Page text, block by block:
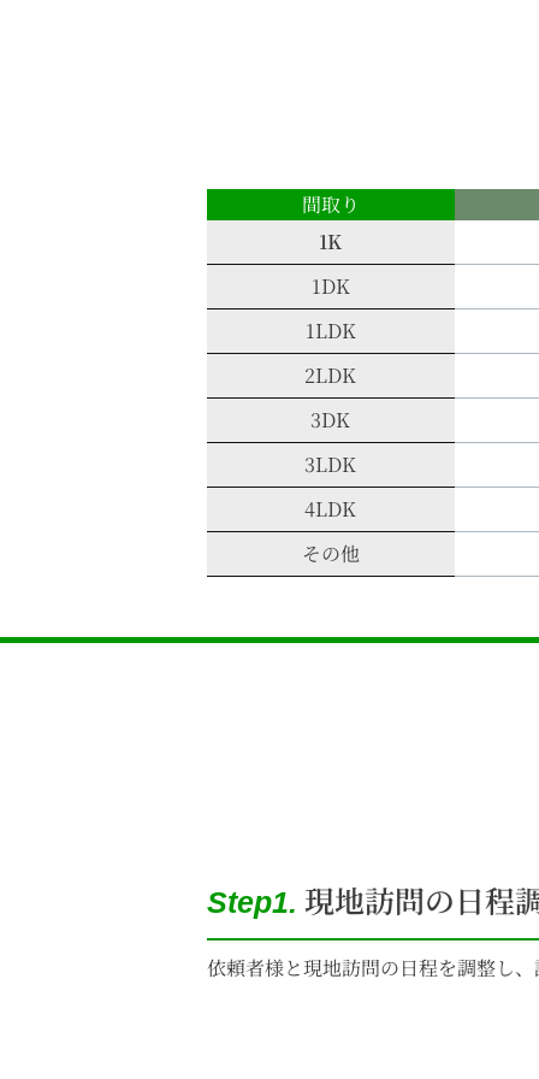
間取り
1K
1DK
1LDK
2LDK
3DK
3LDK
4LDK
その他
Step1. 現地訪問の日程
依頼者様と現地訪問の日程を調整し